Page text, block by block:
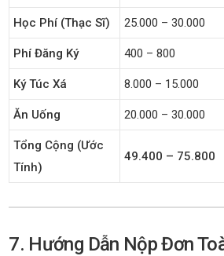
Học Phí (Thạc Sĩ) 25.000 – 30.000
Phí Đăng Ký 400 – 800
Ký Túc Xá 8.000 – 15.000
Ăn Uống 20.000 – 30.000
Tổng Cộng (ước
Tính)
49.400 – 75.800
7. Hướng Dẫn Nộp Đơn